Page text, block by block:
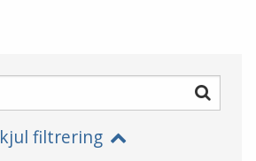
Søk
filtrering